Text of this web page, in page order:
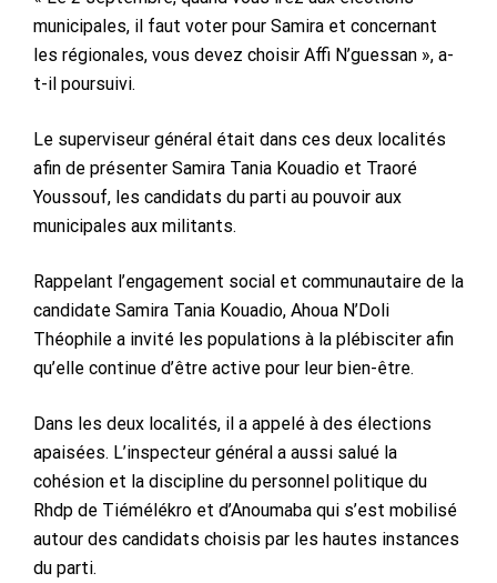
municipales, il faut voter pour Samira et concernant
les régionales, vous devez choisir Affi N’guessan », a-
t-il poursuivi.
Le superviseur général était dans ces deux localités
afin de présenter Samira Tania Kouadio et Traoré
Youssouf, les candidats du parti au pouvoir aux
municipales aux militants.
Rappelant l’engagement social et communautaire de la
candidate Samira Tania Kouadio, Ahoua N’Doli
Théophile a invité les populations à la plébisciter afin
qu’elle continue d’être active pour leur bien-être.
Dans les deux localités, il a appelé à des élections
apaisées. L’inspecteur général a aussi salué la
cohésion et la discipline du personnel politique du
Rhdp de Tiémélékro et d’Anoumaba qui s’est mobilisé
autour des candidats choisis par les hautes instances
du parti.